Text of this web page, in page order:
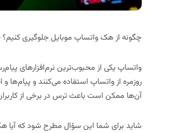
چگونه از هک واتساپ موبایل جلوگیری
واتساپ یکی از محبوب‌ترین نرم‌افزارهای
روزمره از واتساپ استفاده می‌کنند و
آن‌ها ممکن است باعث ترس در برخی از
شاید برای شما این سؤال مطرح شود که آیا